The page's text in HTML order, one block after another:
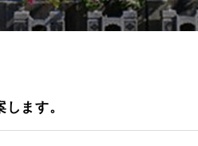
ます。